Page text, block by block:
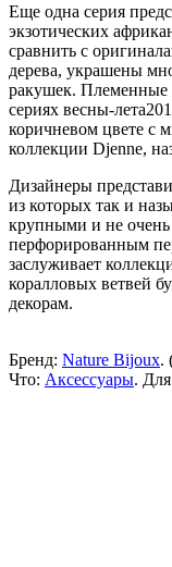
Еще одна серия
экзотических
сравнить с
дерева, украшены
ракушек. Племенные
сериях весны-
коричневом цвете с
коллекции Djenne,
Дизайнеры
из которых так и
крупными и не
перфорированным
заслуживает
коралловых ветвей
декорам.
Бренд: Nature Bijoux.
Что: Аксессуары.